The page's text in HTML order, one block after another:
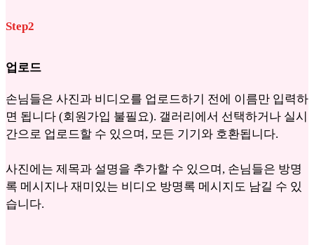
Step2
업로드
손님들은 사진과 비디오를 업로드하기 전에 이름만 입력하
면 됩니다 (회원가입 불필요). 갤러리에서 선택하거나 실시
간으로 업로드할 수 있으며, 모든 기기와 호환됩니다.
사진에는 제목과 설명을 추가할 수 있으며, 손님들은 방명
록 메시지나 재미있는 비디오 방명록 메시지도 남길 수 있
습니다.